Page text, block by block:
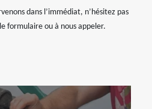
dans l’immédiat, n’hésitez pas
formulaire ou à nous appeler.